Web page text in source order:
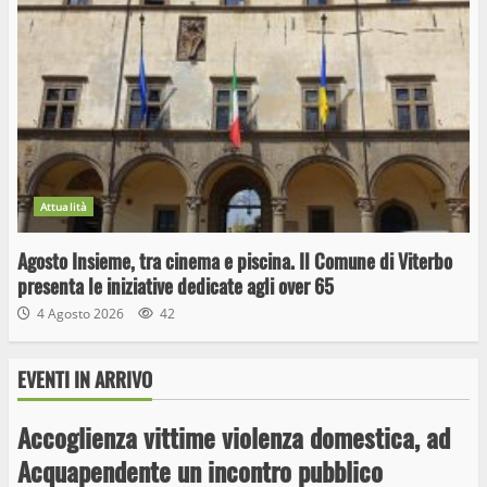
Attualità
Agosto Insieme, tra cinema e piscina. Il Comune di Viterbo
presenta le iniziative dedicate agli over 65
4 Agosto 2026 42
EVENTI IN ARRIVO
Accoglienza vittime violenza domestica, ad
Acquapendente un incontro pubblico
3
9 Maggio 2023